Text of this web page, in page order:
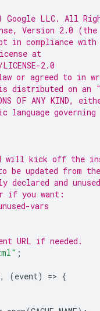
Google LLC. All
Version 2.0
in compliance
at
2.0
or agreed to in
distributed on an
OF ANY
governing
will kick off the
be updated from
and
if you want:
vars
URL if needed.
;
, (event) => {